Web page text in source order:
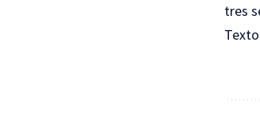
tres